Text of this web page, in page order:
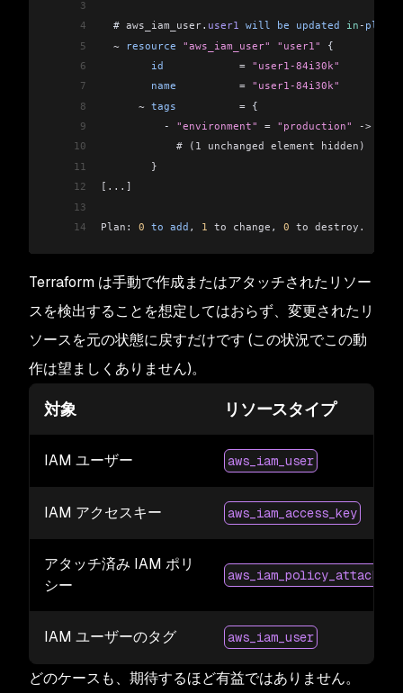
3
4
  #
aws_iam_user. user1 will be updated in - place
5
  ~
resource "aws_iam_user" "user1"
{
6
        id
            =
"user1-84i30k"
7
        name
          =
"user1-84i30k"
8
      ~
tags
          =
{
9
          -
"environment" = "production"
-> null
10
            # (1 unchanged element hidden)
11
        }
12
[...]
13
14
Plan: 0 to add , 1 to change , 0 to destroy.
Terraform は手動で作成またはアタッチされたリソー
スを検出することを想定してはおらず、変更されたリ
ソースを元の状態に戻すだけです (この状況でこの動
作は望ましくありません)。
対象 リソースタイプ
IAM ユーザー aws_iam_user
IAM アクセスキー aws_iam_access_key
アタッチ済み IAM ポリ
シー
IAM ユーザーのタグ aws_iam_user
どのケースも、期待するほど有益ではありません。